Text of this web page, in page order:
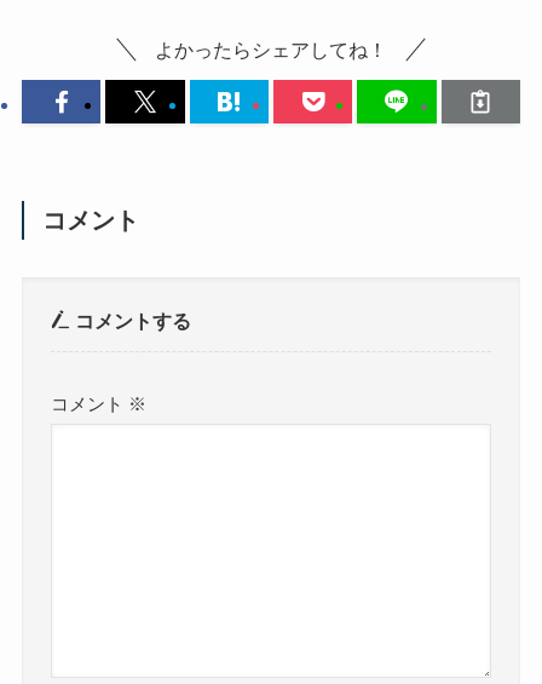
よかったらシェアしてね！
コメント
コメントする
コメント ※